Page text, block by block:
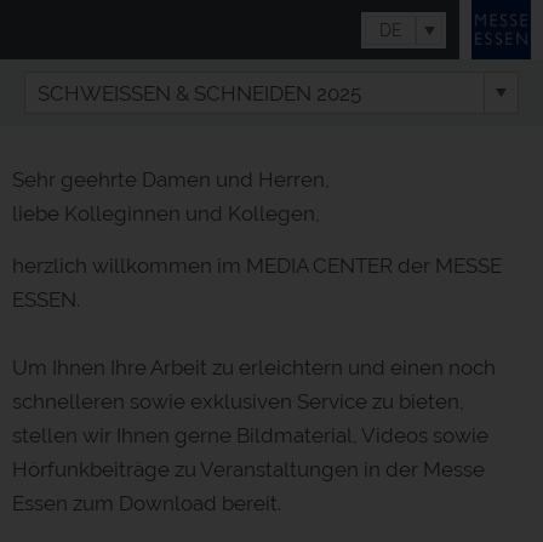
DE
SCHWEISSEN & SCHNEIDEN 2025
Sehr geehrte Damen und Herren,
liebe Kolleginnen und Kollegen,
herzlich willkommen im MEDIA CENTER der MESSE
ESSEN.
Um Ihnen Ihre Arbeit zu erleichtern und einen noch
schnelleren sowie exklusiven Service zu bieten,
stellen wir Ihnen gerne Bildmaterial, Videos sowie
Hörfunkbeiträge zu Veranstaltungen in der Messe
Essen zum Download bereit.